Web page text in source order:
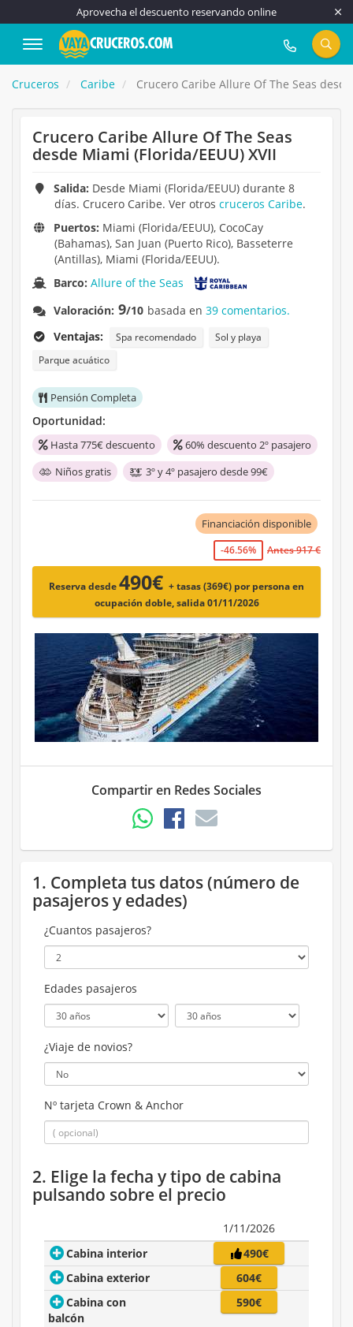
Aprovecha el descuento reservando online
917 815 555
Cruceros Caribe Crucero Caribe Allure Of The Seas
Crucero Caribe Allure Of The Seas
desde Miami (Florida/EEUU) XVII
Salida: Desde Miami (Florida/EEUU) durante 8
días. Crucero Caribe. Ver otros cruceros Caribe.
Puertos: Miami (Florida/EEUU), CocoCay
(Bahamas), San Juan (Puerto Rico), Basseterre
(Antillas), Miami (Florida/EEUU).
Barco:Allure of the Seas
Valoración: 9/10 basada en39 comentarios.
Ventajas:
Spa recomendado
Sol y playa
Parque acuático
Pensión Completa
Oportunidad:
Hasta 775€ descuento
60% descuento 2º pasajero
Niños gratis
3º y 4º pasajero desde 99€
Financiación disponible
-46.56% Antes 917 €
Reserva desde490€ + tasas (369€) por persona en
ocupación doble, salida 01/11/2026
Compartir en Redes Sociales
1. Completa tus datos (número de
pasajeros y edades)
¿Cuantos pasajeros?
Edades pasajeros
¿Viaje de novios?
Nº tarjeta Crown & Anchor
2. Elige la fecha y tipo de cabina
pulsando sobre el precio
1/11/2026
Cabina interior
490€
Cabina exterior
604€
Cabina con
balcón
590€